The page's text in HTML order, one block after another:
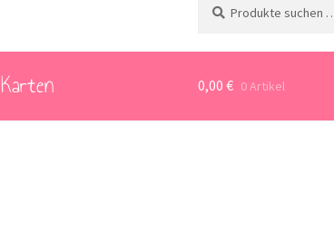
nach:
Karten 0,00 € 0 Artikel